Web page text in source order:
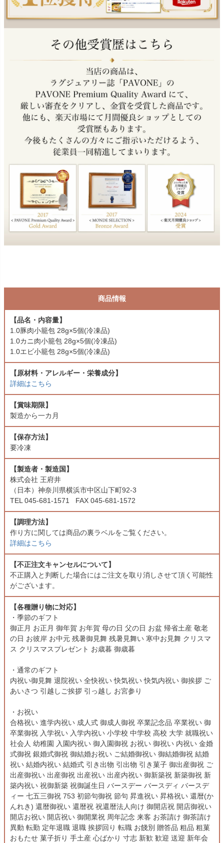
商品情報
【品名・内容量】
1.0豚肉小籠包 28g×5個(冷凍品)
1.0カニ肉小籠包 28g×5個(冷凍品)
1.0エビ小籠包 28g×5個(冷凍品)
【原材料・アレルギー・栄養成分】
詳細はこちら
【賞味期限】
製造から一カ月
【保存方法】
要冷凍
【製造者・製造国】
株式会社 王府井
（日本）神奈川県横浜市中区山下町92-3
TEL 045-‎681-1571 FAX 045-‎681-1572
【調理方法】
作り方に関しては商品の裏ラベルをご覧ください。
詳細はこちら
【不正注文キャンセルについて】
不正購入と判断した場合にはご注文を取り消しさせて頂く可能性
がございます。
【各種贈り物に対応】
・季節のギフト
御正月 お正月 御年賀 お年賀 母の日 父の日 お盆 帰省土産 敬老
の日 お彼岸 お中元 残暑御見舞 残暑見舞い 寒中お見舞 クリスマ
ス クリスマスプレゼント お歳暮 御歳暮
・通常のギフト
内祝い御見舞 退院祝い 全快祝い 快気祝い 快気内祝い 御挨拶 ご
あいさつ 引越しご挨拶 引っ越し お宮参り
・お祝い
合格祝い 進学内祝い 成人式 御成人御祝 卒業記念品 卒業祝い 御
卒業御祝 入学祝い 入学内祝い 小学校 中学校 高校 大学 就職祝い
社会人 幼稚園 入園内祝い 御入園御祝 お祝い 御祝い 内祝い 金婚
式御祝 銀婚式御祝 御結婚お祝い ご結婚御祝い 御結婚御祝 結婚
祝い 結婚内祝い 結婚式 引き出物 引出物 引き菓子 御出産御祝 ご
出産御祝い 出産御祝 出産祝い 出産内祝い 御新築祝 新築御祝 新
築内祝い 祝御新築 祝御誕生日 バースデー バースディ バースデ
ィー 七五三御祝 753 初節句御祝 節句 昇進祝い 昇格祝い 還暦(か
んれき) 還暦御祝い 還暦祝 祝還暦法人向け 御開店祝 開店御祝い
開店お祝い 開店祝い 御開業祝 周年記念 来客 お茶請け 御茶請け
異動 転勤 定年退職 退職 挨拶回り 転職 お餞別 贈答品 粗品 粗菓
おもたせ 菓子折り 手土産 心ばかり 寸志 新歓 歓迎 送迎 新年会